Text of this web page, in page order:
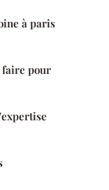
à paris
faire pour